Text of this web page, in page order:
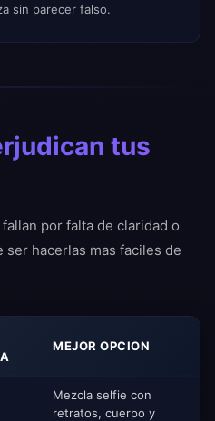
sin parecer falso.
tus
por falta de claridad o
ser hacerlas mas faciles de
MEJOR OPCION
Mezcla selfie con
retratos, cuerpo y